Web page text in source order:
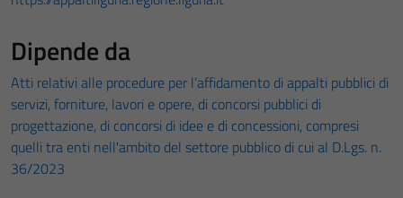
Dipende da
Atti relativi alle procedure per l’affidamento di appalti pubblici di
servizi, forniture, lavori e opere, di concorsi pubblici di
progettazione, di concorsi di idee e di concessioni, compresi
quelli tra enti nell'ambito del settore pubblico di cui al D.Lgs. n.
36/2023